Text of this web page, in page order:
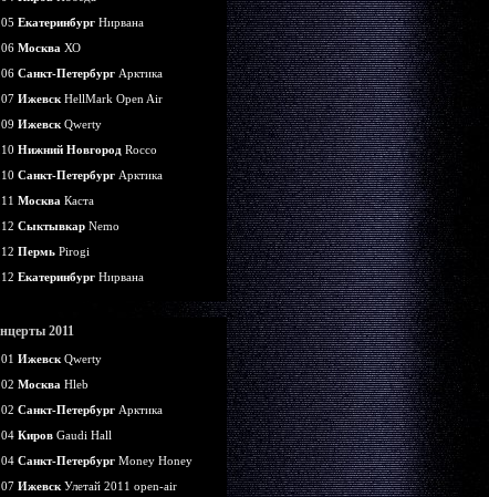
Екатеринбург Нирвана
Москва ХО
Санкт-Петербург Арктика
Ижевск HellMark Open Air
Ижевск Qwerty
Нижний Новгород Rocco
Санкт-Петербург Арктика
Москва Каста
Сыктывкар Nemo
Пермь Pirogi
Екатеринбург Нирвана
2011
Ижевск Qwerty
Москва Hleb
Санкт-Петербург Арктика
Киров Gaudi Hall
Санкт-Петербург Money Honey
Ижевск Улетай 2011 open-air